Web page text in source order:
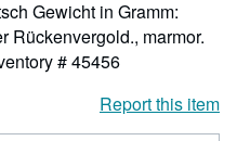
Gewicht in Gramm:
Rückenvergold., marmor.
# 45456
Report this item